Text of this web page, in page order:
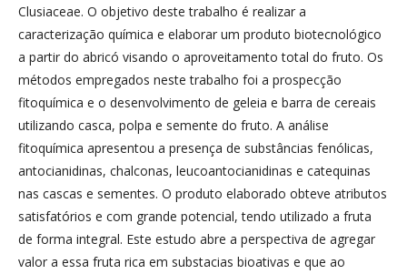
Clusiaceae. O objetivo deste trabalho é realizar a
caracterização química e elaborar um produto biotecnológico
a partir do abricó visando o aproveitamento total do fruto. Os
métodos empregados neste trabalho foi a prospecção
fitoquímica e o desenvolvimento de geleia e barra de cereais
utilizando casca, polpa e semente do fruto. A análise
fitoquímica apresentou a presença de substâncias fenólicas,
antocianidinas, chalconas, leucoantocianidinas e catequinas
nas cascas e sementes. O produto elaborado obteve atributos
satisfatórios e com grande potencial, tendo utilizado a fruta
de forma integral. Este estudo abre a perspectiva de agregar
valor a essa fruta rica em substacias bioativas e que ao